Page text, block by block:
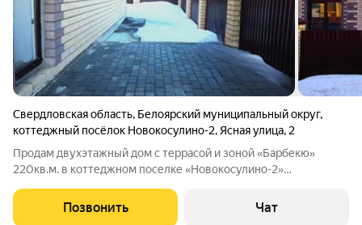
Свердловская область, Белоярский муниципальный округ,
коттеджный посёлок Новокосулино-2, Ясная улица, 2
Продам двухэтажный дом с террасой и зоной «Барбекю»
220кв.м. в коттеджном поселке «Новокосулино-2»
качественных материалов. Локация Удобное
месторасположение: «Рассоха» расположена в 30 километрах
Позвонить Чат